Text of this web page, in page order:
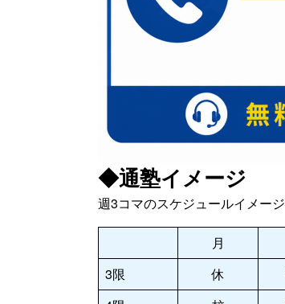
◆通塾イメージ
週3コマのスケジュールイメージ
月
3限
休